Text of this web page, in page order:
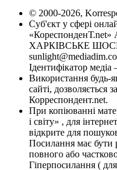
© 2000-2026,
Суб'єкт у сфері
«КореспонденТ.net»
ХАРКІВСЬКЕ ШОСЕ,
Ідентифікатор
Використання будь-
сайті, дозволяється
Корреспондент.net.
При копіюванні
і світу» , для
відкрите для
Посилання має бути
повного або
Гіперпосилання (